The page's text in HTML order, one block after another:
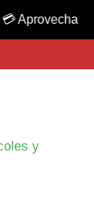
y
las 3